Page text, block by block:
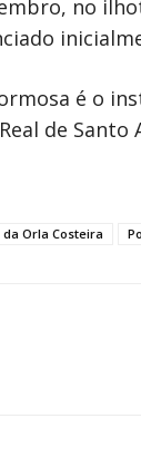
no
é o
de
Orla Costeira